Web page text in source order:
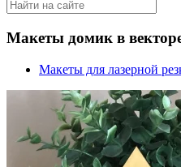
Макеты домик в
Макеты для лазерной